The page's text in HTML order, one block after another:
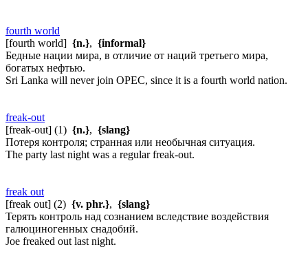
fourth world
[fourth world] {n.}, {informal}
Бедные нации мира, в отличие от наций третьего мира,
богатых нефтью.
Sri Lanka will never join OPEC, since it is a fourth world nation.
freak-out
[freak-out] (1) {n.}, {slang}
Потеря контроля; странная или необычная ситуация.
The party last night was a regular freak-out.
freak out
[freak out] (2) {v. phr.}, {slang}
Терять контроль над сознанием вследствие воздействия
галюциногенных снадобий.
Joe freaked out last night.